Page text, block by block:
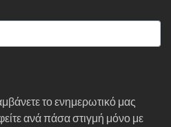
το ενημερωτικό μας
ανά πάσα στιγμή μόνο με